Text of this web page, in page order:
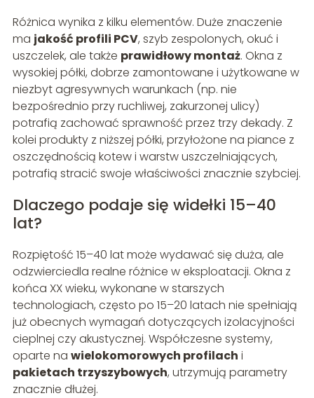
Różnica wynika z kilku elementów. Duże znaczenie
ma jakość profili PCV, szyb zespolonych, okuć i
uszczelek, ale także prawidłowy montaż. Okna z
wysokiej półki, dobrze zamontowane i użytkowane w
niezbyt agresywnych warunkach (np. nie
bezpośrednio przy ruchliwej, zakurzonej ulicy)
potrafią zachować sprawność przez trzy dekady. Z
kolei produkty z niższej półki, przyłożone na piance z
oszczędnością kotew i warstw uszczelniających,
potrafią stracić swoje właściwości znacznie szybciej.
Dlaczego podaje się widełki 15–40
lat?
Rozpiętość 15–40 lat może wydawać się duża, ale
odzwierciedla realne różnice w eksploatacji. Okna z
końca XX wieku, wykonane w starszych
technologiach, często po 15–20 latach nie spełniają
już obecnych wymagań dotyczących izolacyjności
cieplnej czy akustycznej. Współczesne systemy,
oparte na wielokomorowych profilach i
pakietach trzyszybowych, utrzymują parametry
znacznie dłużej.